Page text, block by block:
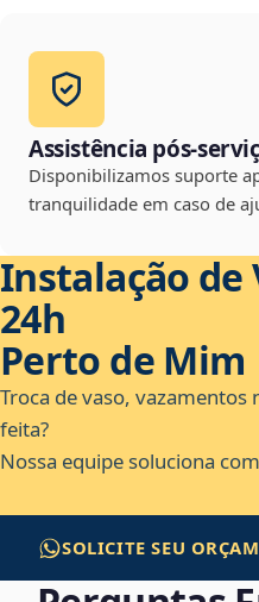
Assistência pós-
Disponibilizamos suporte
tranquilidade em caso de
Instalação de
24h
Perto de Mim
Troca de vaso, vazamentos
feita?
Nossa equipe soluciona
SOLICITE SEU